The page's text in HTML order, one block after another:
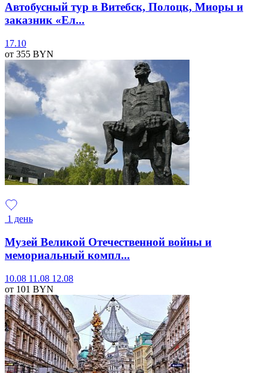
Автобусный тур в Витебск, Полоцк, Миоры и
заказник «Ел...
17.10
от 355 BYN
1 день
Музей Великой Отечественной войны и
мемориальный компл...
10.08 11.08 12.08
от 101 BYN